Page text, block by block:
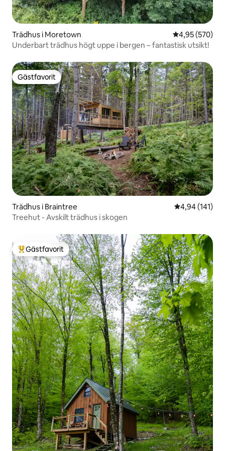
Trädhus i Moretown 4,95 av 5 i
4,95 (570)
Underbart trädhus högt uppe i bergen – fantastisk utsikt!
Gästfavorit
Gästfavorit
Trädhus i Braintree 4,94 av 5 i
4,94 (141)
Treehut - Avskilt trädhus i skogen
Populär gästfavorit
Gästfavorit